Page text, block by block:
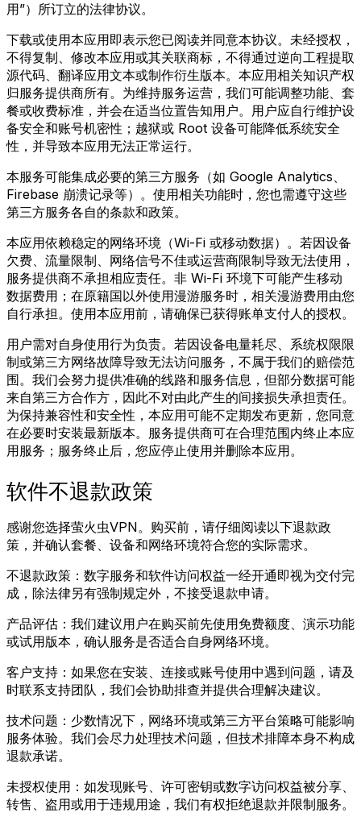
用”）所订立的法律协议。
下载或使用本应用即表示您已阅读并同意本协议。未经授权，
不得复制、修改本应用或其关联商标，不得通过逆向工程提取
源代码、翻译应用文本或制作衍生版本。本应用相关知识产权
归服务提供商所有。为维持服务运营，我们可能调整功能、套
餐或收费标准，并会在适当位置告知用户。用户应自行维护设
备安全和账号机密性；越狱或 Root 设备可能降低系统安全
性，并导致本应用无法正常运行。
本服务可能集成必要的第三方服务（如 Google Analytics、
Firebase 崩溃记录等）。使用相关功能时，您也需遵守这些
第三方服务各自的条款和政策。
本应用依赖稳定的网络环境（Wi-Fi 或移动数据）。若因设备
欠费、流量限制、网络信号不佳或运营商限制导致无法使用，
服务提供商不承担相应责任。非 Wi-Fi 环境下可能产生移动
数据费用；在原籍国以外使用漫游服务时，相关漫游费用由您
自行承担。使用本应用前，请确保已获得账单支付人的授权。
用户需对自身使用行为负责。若因设备电量耗尽、系统权限限
制或第三方网络故障导致无法访问服务，不属于我们的赔偿范
围。我们会努力提供准确的线路和服务信息，但部分数据可能
来自第三方合作方，因此不对由此产生的间接损失承担责任。
为保持兼容性和安全性，本应用可能不定期发布更新，您同意
在必要时安装最新版本。服务提供商可在合理范围内终止本应
用服务；服务终止后，您应停止使用并删除本应用。
软件不退款政策
感谢您选择萤火虫VPN。购买前，请仔细阅读以下退款政
策，并确认套餐、设备和网络环境符合您的实际需求。
不退款政策：数字服务和软件访问权益一经开通即视为交付完
成，除法律另有强制规定外，不接受退款申请。
产品评估：我们建议用户在购买前先使用免费额度、演示功能
或试用版本，确认服务是否适合自身网络环境。
客户支持：如果您在安装、连接或账号使用中遇到问题，请及
时联系支持团队，我们会协助排查并提供合理解决建议。
技术问题：少数情况下，网络环境或第三方平台策略可能影响
服务体验。我们会尽力处理技术问题，但技术排障本身不构成
退款承诺。
未授权使用：如发现账号、许可密钥或数字访问权益被分享、
转售、盗用或用于违规用途，我们有权拒绝退款并限制服务。